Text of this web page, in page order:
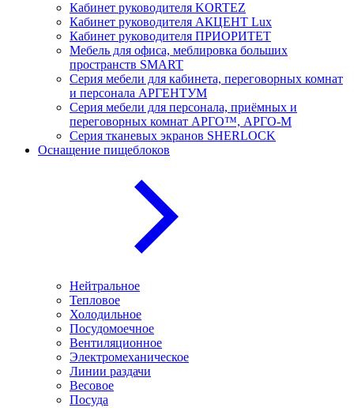
Кабинет руководителя KORTEZ
Кабинет руководителя АКЦЕНТ Lux
Кабинет руководителя ПРИОРИТЕТ
Мебель для офиса, меблировка больших
пространств SMART
Серия мебели для кабинета, переговорных комнат
и персонала АРГЕНТУМ
Серия мебели для персонала, приёмных и
переговорных комнат АРГО™, АРГО-М
Серия тканевых экранов SHERLOCK
Оснащение пищеблоков
Нейтральное
Тепловое
Холодильное
Посудомоечное
Вентиляционное
Электромеханическое
Линии раздачи
Весовое
Посуда